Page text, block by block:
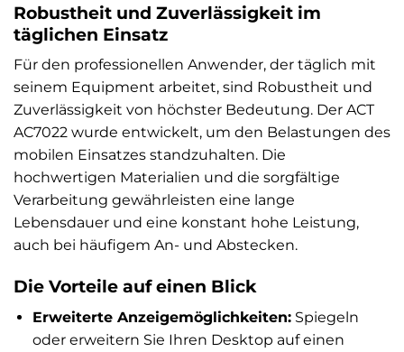
Robustheit und Zuverlässigkeit im
täglichen Einsatz
Für den professionellen Anwender, der täglich mit
seinem Equipment arbeitet, sind Robustheit und
Zuverlässigkeit von höchster Bedeutung. Der ACT
AC7022 wurde entwickelt, um den Belastungen des
mobilen Einsatzes standzuhalten. Die
hochwertigen Materialien und die sorgfältige
Verarbeitung gewährleisten eine lange
Lebensdauer und eine konstant hohe Leistung,
auch bei häufigem An- und Abstecken.
Die Vorteile auf einen Blick
Erweiterte Anzeigemöglichkeiten:Spiegeln
oder erweitern Sie Ihren Desktop auf einen